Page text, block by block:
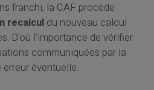
franchi, la CAF procède
recalculdu nouveau calcul
D'où l'importance de vérifier
communiquées par la
éventuelle.